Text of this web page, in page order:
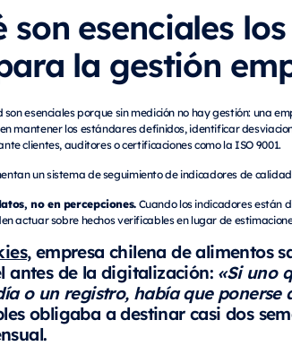
son esenciales
la gestión
esenciales porque sin medición no hay gestión: una
mantener los estándares definidos, identificar
clientes, auditores o certificaciones como la ISO 9001.
un sistema de seguimiento de indicadores de
no en percepciones.Cuando los indicadores están
actuar sobre hechos verificables en lugar de
, empresa chilena de alimentos
antes de la digitalización: «Si uno
o un registro, había que ponerse
obligaba a destinar casi dos